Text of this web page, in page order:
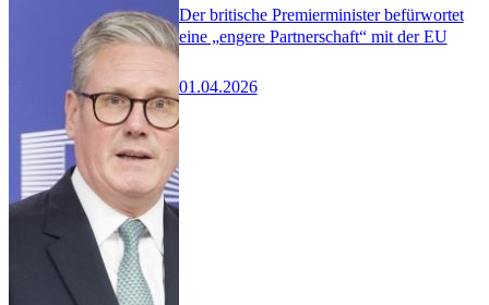
Der britische Premierminister befürwortet
eine „engere Partnerschaft“ mit der EU
01.04.2026